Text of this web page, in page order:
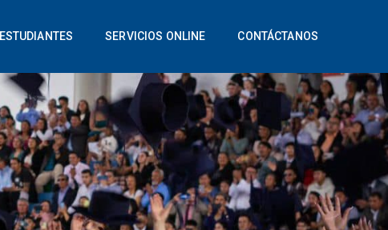
ESTUDIANTES SERVICIOS ONLINE CONTÁCTANOS